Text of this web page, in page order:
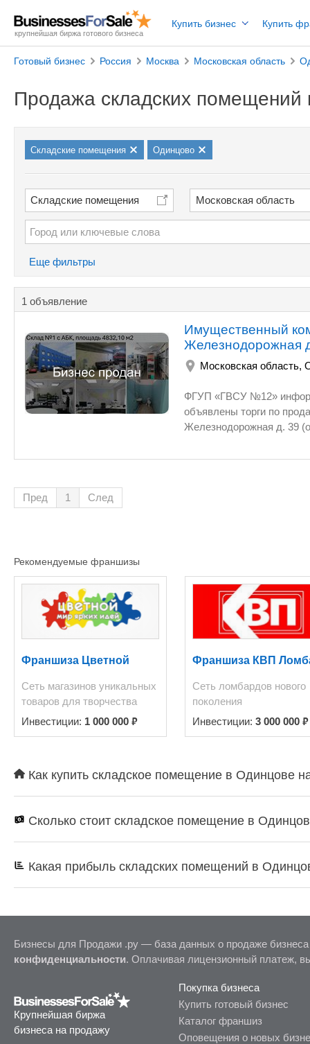
крупнейшая биржа готового бизнеса
Купить бизнес Купить
Готовый бизнес Россия Москва Московская область
Продажа складских помещений
Cкладские помещения Одинцово
Cкладские помещения Московская область
Еще фильтры
1 объявление
Имущественный
Железнодорожная
Московская область,
ФГУП «ГВСУ №12»
объявлены торги по продаже
Железнодорожная д. 39
инженерными сетями и системами обеспечения
Пред 1 След
Рекомендуемые франшизы
Франшиза Цветной
Сеть магазинов уникальных
товаров для творчества
Инвестиции: 1 000 000 ₽
Франшиза КВП
Сеть ломбардов нового
поколения
Инвестиции: 3 000 000 ₽
Как купить складское помещение в Одинцове
Сколько стоит складское помещение в
Какая прибыль складских помещений в
Бизнесы для Продажи .ру — база данных о продаже
конфиденциальности. Оплачивая лицензионный платеж,
Крупнейшая биржа
бизнеса на продажу
Покупка бизнеса
Купить готовый бизнес
Каталог франшиз
Оповещения о новых